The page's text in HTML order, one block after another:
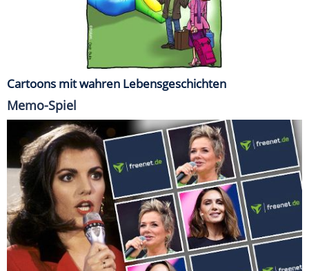
Cartoons mit wahren Lebensgeschichten
Memo-Spiel